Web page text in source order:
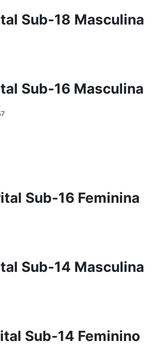
Sub-18 Masculina
Sub-16 Masculina
Sub-16 Feminina
Sub-14 Masculina
Sub-14 Feminino